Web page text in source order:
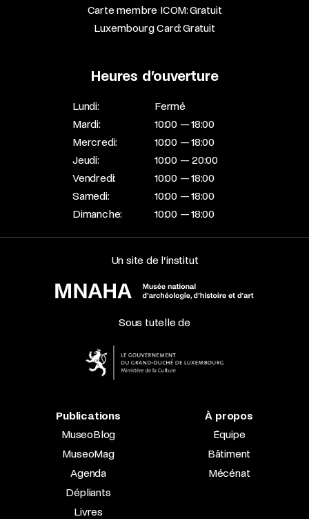
Carte membre ICOM: Gratuit
Luxembourg Card: Gratuit
Heures d’ouverture
Lundi:
Fermé
Mardi:
10:00 — 18:00
Mercredi:
10:00 — 18:00
Jeudi:
10:00 — 20:00
Vendredi:
10:00 — 18:00
Samedi:
10:00 — 18:00
Dimanche:
10:00 — 18:00
Un site de l’institut
Sous tutelle de
Publications
MuseoBlog
MuseoMag
Agenda
Dépliants
Livres
À propos
Équipe
Bâtiment
Mécénat